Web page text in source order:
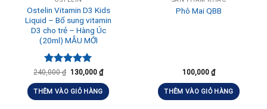
Ostelin Vitamin D3 Kids
Liquid – Bổ sung vitamin
D3 cho trẻ – Hàng Úc
(20ml) MẪU MỚI
Được xếp
hạng5.00
5 sao
240,000₫ 130,000 ₫
THÊM VÀO GIỎ HÀNG
Phô Mai QBB
100,000 ₫
THÊM VÀO GIỎ HÀNG